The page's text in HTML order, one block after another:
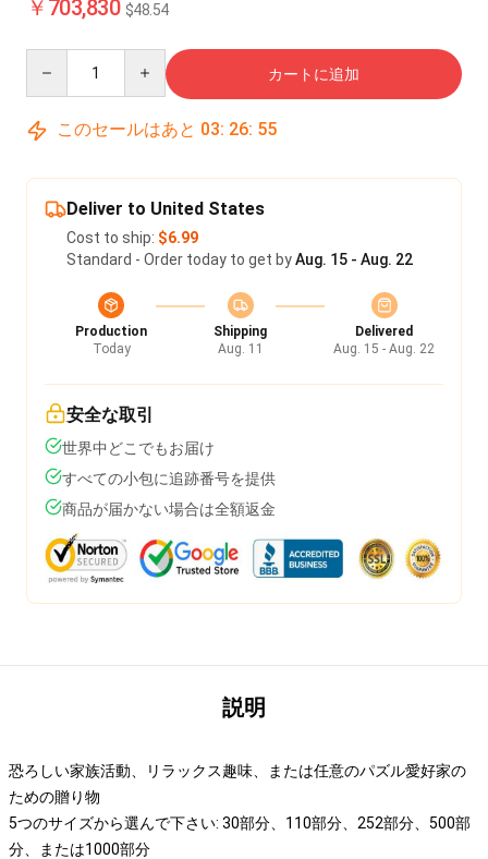
￥703,830 $48.54
カートに追加
このセールはあと 03: 26: 54
Deliver to United States
Cost to ship: $6.99
Standard - Order today to get byAug. 15 - Aug. 22
Production
Today
Shipping
Aug. 11
Delivered
Aug. 15 - Aug. 22
安全な取引
世界中どこでもお届け
すべての小包に追跡番号を提供
商品が届かない場合は全額返金
説明
恐ろしい家族活動、リラックス趣味、または任意のパズル愛好家の
ための贈り物
5つのサイズから選んで下さい: 30部分、110部分、252部分、500部
分、または1000部分